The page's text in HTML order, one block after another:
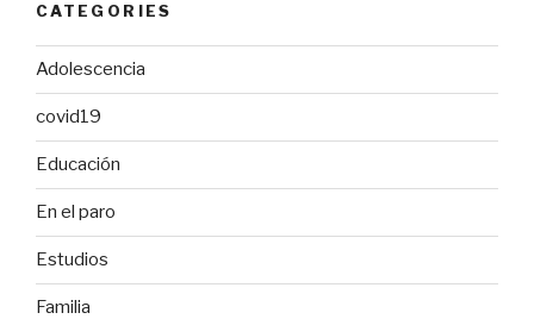
CATEGORIES
Adolescencia
covid19
Educación
En el paro
Estudios
Familia